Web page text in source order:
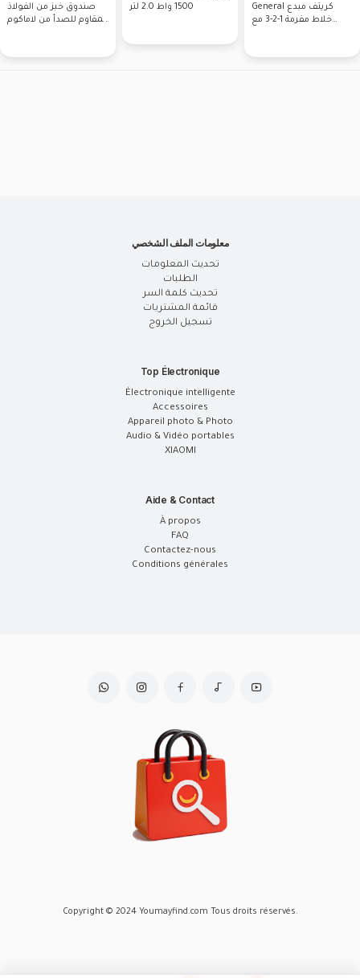
صندوق خبز من الفولاذ
المقاوم للصدأ من لاماكوم
1500 واط 2.0 لتر
General كريتف مبدع
خلاط مفرمة 1-2-3 مع
معلومات الملف الشخصي
تحديث المعلومات
الطلبات
تحديث كلمة السر
قائمة المشتريات
تسجيل الخروج
Top Électronique
Électronique intelligente
Accessoires
Appareil photo & Photo
Audio & Vidéo portables
XIAOMI
Aide & Contact
À propos
FAQ
Contactez-nous
Conditions générales
Copyright © 2024 Youmayfind.com Tous droits réservés.